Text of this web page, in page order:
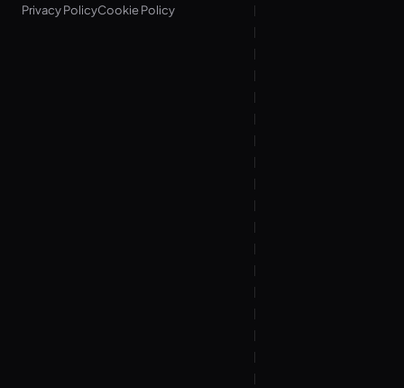
Privacy PolicyCookie Policy